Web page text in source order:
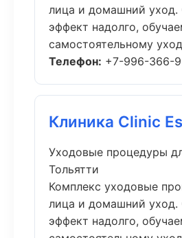
лица и домашний уход.
эффект надолго,
самостоятельному
Телефон: +7-996-366-
Клиника Clinic
Уходовые процедуры
Тольятти
Комплекс уходовые
лица и домашний уход.
эффект надолго,